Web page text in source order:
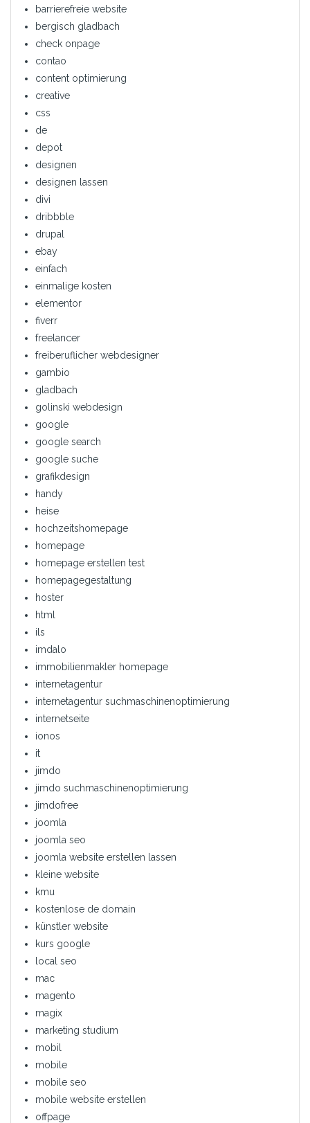
barrierefreie website
bergisch gladbach
check onpage
contao
content optimierung
creative
css
de
depot
designen
designen lassen
divi
dribbble
drupal
ebay
einfach
einmalige kosten
elementor
fiverr
freelancer
freiberuflicher webdesigner
gambio
gladbach
golinski webdesign
google
google search
google suche
grafikdesign
handy
heise
hochzeitshomepage
homepage
homepage erstellen test
homepagegestaltung
hoster
html
ils
imdalo
immobilienmakler homepage
internetagentur
internetagentur suchmaschinenoptimierung
internetseite
ionos
it
jimdo
jimdo suchmaschinenoptimierung
jimdofree
joomla
joomla seo
joomla website erstellen lassen
kleine website
kmu
kostenlose de domain
künstler website
kurs google
local seo
mac
magento
magix
marketing studium
mobil
mobile
mobile seo
mobile website erstellen
offpage